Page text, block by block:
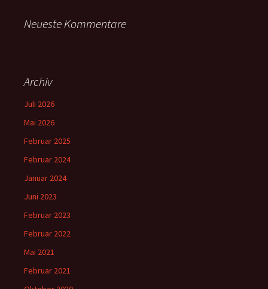
Neueste Kommentare
Archiv
Juli 2026
Mai 2026
Februar 2025
Februar 2024
Januar 2024
Juni 2023
Februar 2023
Februar 2022
Mai 2021
Februar 2021